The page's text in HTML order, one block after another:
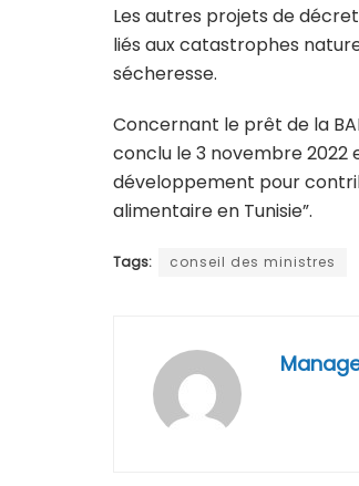
Les autres projets de
liés aux catastrophes
sécheresse.
Concernant le prêt de la
conclu le 3 novembre 2022
développement pour
alimentaire en Tunisie”.
Tags: conseil des ministres